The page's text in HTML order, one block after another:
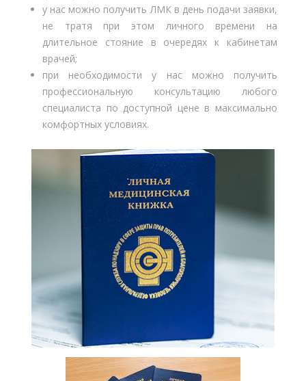
у нас можно получить ЛМК в день подачи заявки,
не тратя при этом личного времени на
длительное стояние в очередях к кабинетам
врачей;
при необходимости у нас можно получить
профессиональную консультацию любого
специалиста по доступной цене в максимально
комфортных условиях.